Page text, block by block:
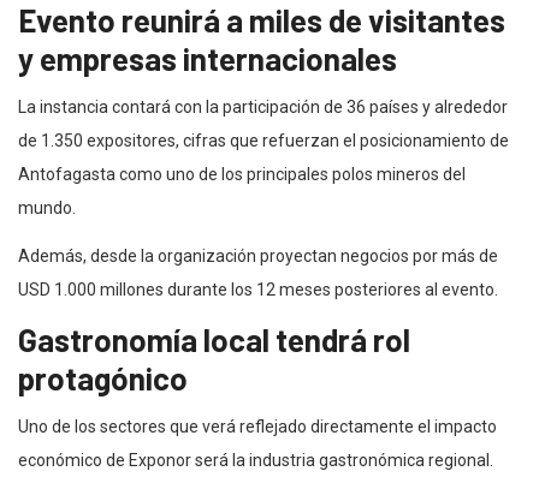
Evento reunirá a miles de visitantes
y empresas internacionales
La instancia contará con la participación de 36 países y alrededor
de 1.350 expositores, cifras que refuerzan el posicionamiento de
Antofagasta como uno de los principales polos mineros del
mundo.
Además, desde la organización proyectan negocios por más de
USD 1.000 millones durante los 12 meses posteriores al evento.
Gastronomía local tendrá rol
protagónico
Uno de los sectores que verá reflejado directamente el impacto
económico de Exponor será la industria gastronómica regional.